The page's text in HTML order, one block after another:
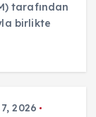
tarafından
birlikte
2026